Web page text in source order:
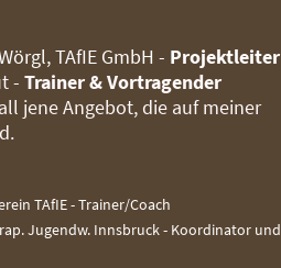
TAfIE GmbH - Projektleiter
- Trainer & Vortragender
jene Angebot, die auf meiner
TAfIE - Trainer/Coach
Jugendw. Innsbruck - Koordinator und